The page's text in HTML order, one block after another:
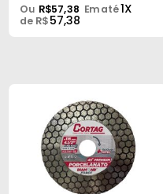
Ou R$57,38 Em até1X
de R$57,38